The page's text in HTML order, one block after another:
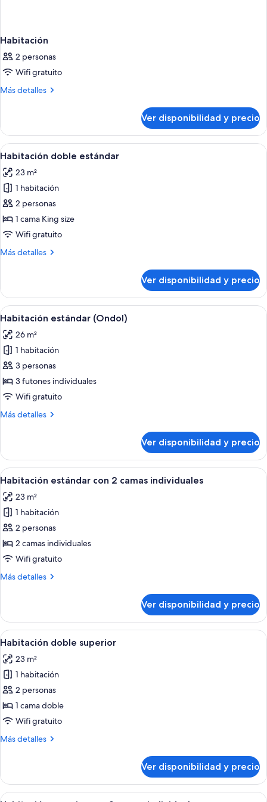
Habitación
2 personas
Wifi gratuito
Más detalles
Más
Ver disponibilidad y precio
Ver
todas
las
fotos
de
Habitación
doble
Una habitación de hotel moderna
6
Habitación doble estándar
23 m²
1 habitación
2 personas
1 cama King size
Wifi gratuito
Más detalles
Más
doble
estándar
Ver disponibilidad y precio
Ver
todas
las
fotos
de
Habitación
estándar
Una sala moderna con una mesa
4
Habitación estándar (Ondol)
26 m²
1 habitación
3 personas
3 futones individuales
Wifi gratuito
Más detalles
Más
estándar
(Ondol)
Ver disponibilidad y precio
Ver
todas
las
fotos
de
Habitación
estándar
2
Una habitación de hotel moderna
7
Habitación estándar con 2 camas individuales
23 m²
1 habitación
2 personas
2 camas individuales
Wifi gratuito
Más detalles
Más
estándar
con
2
individuales
Ver disponibilidad y precio
Ver
todas
las
fotos
de
Habitación
doble
Habitación de hotel con una cama
4
Habitación doble superior
23 m²
1 habitación
2 personas
1 cama doble
Wifi gratuito
Más detalles
Más
doble
superior
Ver disponibilidad y precio
Ver Una habitación de hotel con dos